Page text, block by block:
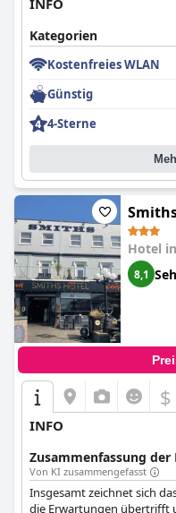
INFO
Kategorien
Kostenfreies WLAN
Günstig
4-Sterne
Hotel in
8,1
$
INFO
Zusammenfassung
Von KI zusammengefasst
Insgesamt zeichnet sich
die Erwartungen übertrifft